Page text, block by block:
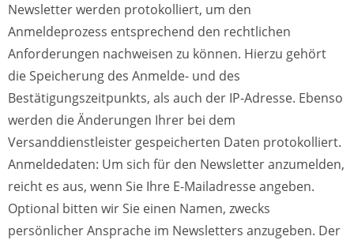
Newsletter werden protokolliert, um den
Anmeldeprozess entsprechend den rechtlichen
Anforderungen nachweisen zu können. Hierzu gehört
die Speicherung des Anmelde- und des
Bestätigungszeitpunkts, als auch der IP-Adresse. Ebenso
werden die Änderungen Ihrer bei dem
Versanddienstleister gespeicherten Daten protokolliert.
Anmeldedaten: Um sich für den Newsletter anzumelden,
reicht es aus, wenn Sie Ihre E-Mailadresse angeben.
Optional bitten wir Sie einen Namen, zwecks
persönlicher Ansprache im Newsletters anzugeben. Der